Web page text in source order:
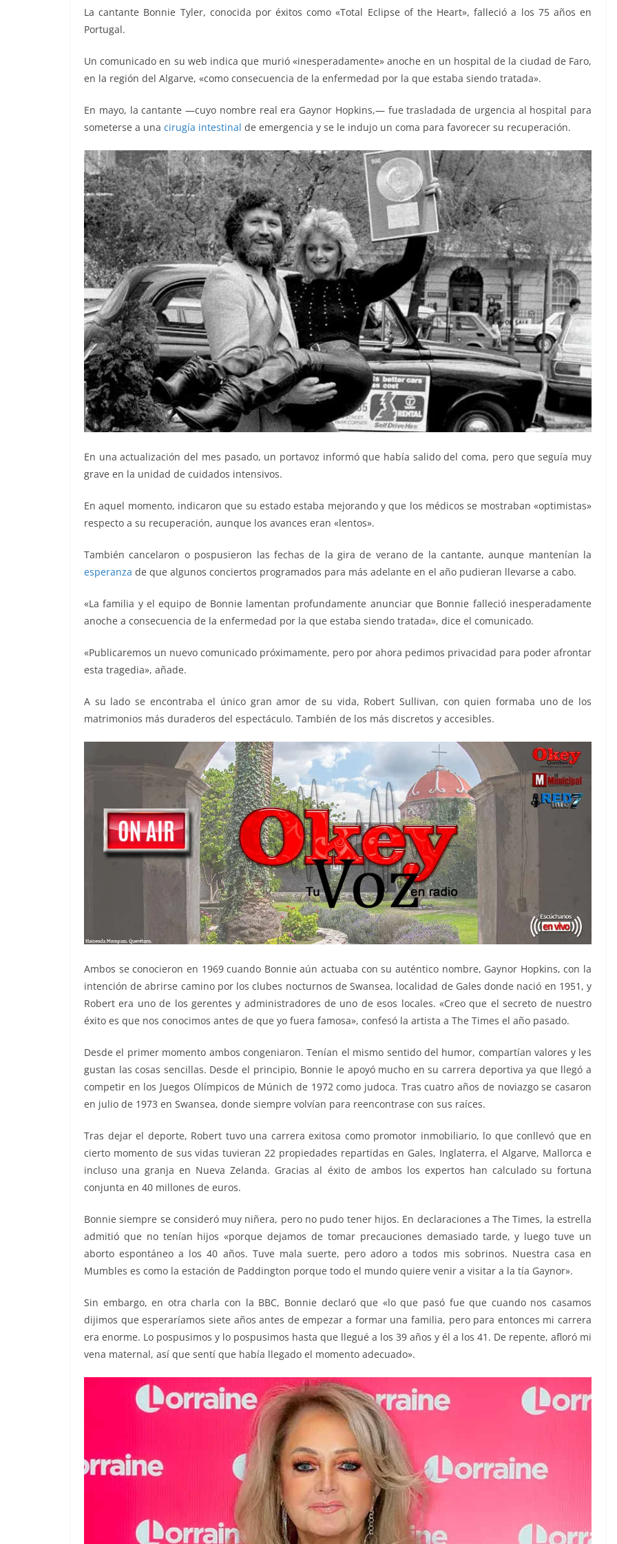
o
k
p k
La cantante Bonnie Tyler, conocida por éxitos como «Total Eclipse of the Heart», falleció a los 75 años en
Portugal.
Un comunicado en su web indica que murió «inesperadamente» anoche en un hospital de la ciudad de Faro,
en la región del Algarve, «como consecuencia de la enfermedad por la que estaba siendo tratada».
En mayo, la cantante —cuyo nombre real era Gaynor Hopkins,— fue trasladada de urgencia al hospital para
someterse a una cirugía intestinal de emergencia y se le indujo un coma para favorecer su recuperación.
En una actualización del mes pasado, un portavoz informó que había salido del coma, pero que seguía muy
grave en la unidad de cuidados intensivos.
En aquel momento, indicaron que su estado estaba mejorando y que los médicos se mostraban «optimistas»
respecto a su recuperación, aunque los avances eran «lentos».
También cancelaron o pospusieron las fechas de la gira de verano de la cantante, aunque mantenían la
esperanza de que algunos conciertos programados para más adelante en el año pudieran llevarse a cabo.
«La familia y el equipo de Bonnie lamentan profundamente anunciar que Bonnie falleció inesperadamente
anoche a consecuencia de la enfermedad por la que estaba siendo tratada», dice el comunicado.
«Publicaremos un nuevo comunicado próximamente, pero por ahora pedimos privacidad para poder afrontar
esta tragedia», añade.
A su lado se encontraba el único gran amor de su vida, Robert Sullivan, con quien formaba uno de los
matrimonios más duraderos del espectáculo. También de los más discretos y accesibles.
Ambos se conocieron en 1969 cuando Bonnie aún actuaba con su auténtico nombre, Gaynor Hopkins, con la
intención de abrirse camino por los clubes nocturnos de Swansea, localidad de Gales donde nació en 1951, y
Robert era uno de los gerentes y administradores de uno de esos locales. «Creo que el secreto de nuestro
éxito es que nos conocimos antes de que yo fuera famosa», confesó la artista a The Times el año pasado.
Desde el primer momento ambos congeniaron. Tenían el mismo sentido del humor, compartían valores y les
gustan las cosas sencillas. Desde el principio, Bonnie le apoyó mucho en su carrera deportiva ya que llegó a
competir en los Juegos Olímpicos de Múnich de 1972 como judoca. Tras cuatro años de noviazgo se casaron
en julio de 1973 en Swansea, donde siempre volvían para reencontrase con sus raíces.
Tras dejar el deporte, Robert tuvo una carrera exitosa como promotor inmobiliario, lo que conllevó que en
cierto momento de sus vidas tuvieran 22 propiedades repartidas en Gales, Inglaterra, el Algarve, Mallorca e
incluso una granja en Nueva Zelanda. Gracias al éxito de ambos los expertos han calculado su fortuna
conjunta en 40 millones de euros.
Bonnie siempre se consideró muy niñera, pero no pudo tener hijos. En declaraciones a The Times, la estrella
admitió que no tenían hijos «porque dejamos de tomar precauciones demasiado tarde, y luego tuve un
aborto espontáneo a los 40 años. Tuve mala suerte, pero adoro a todos mis sobrinos. Nuestra casa en
Mumbles es como la estación de Paddington porque todo el mundo quiere venir a visitar a la tía Gaynor».
Sin embargo, en otra charla con la BBC, Bonnie declaró que «lo que pasó fue que cuando nos casamos
dijimos que esperaríamos siete años antes de empezar a formar una familia, pero para entonces mi carrera
era enorme. Lo pospusimos y lo pospusimos hasta que llegué a los 39 años y él a los 41. De repente, afloró mi
vena maternal, así que sentí que había llegado el momento adecuado».